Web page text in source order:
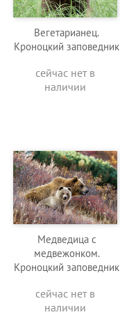
Вегетарианец.
Кроноцкий заповедник
сейчас нет в
наличии
Медведица с
медвежонком.
Кроноцкий заповедник
сейчас нет в
наличии